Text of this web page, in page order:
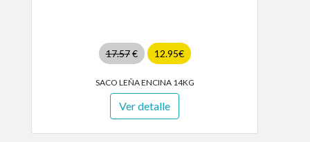
17.57€ 12.95€
SACO LEÑA ENCINA 14KG
Ver detalle